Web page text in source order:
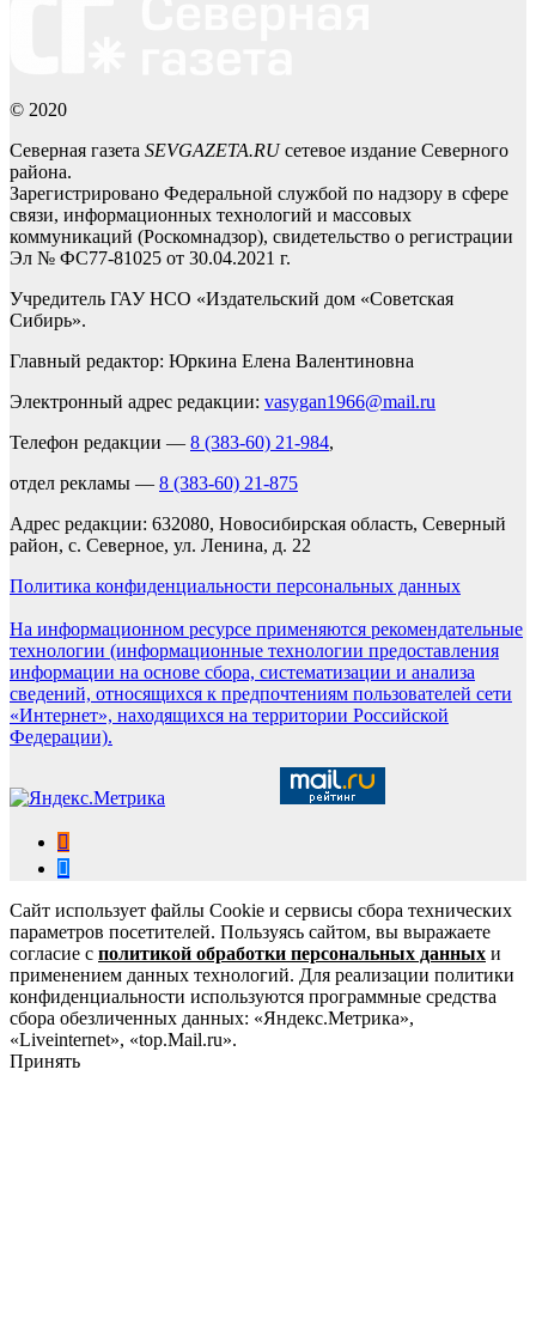
© 2020
Северная газета SEVGAZETA.RUсетевое издание Северного
района.
Зарегистрировано Федеральной службой по надзору в сфере
связи, информационных технологий и массовых
коммуникаций (Роскомнадзор), свидетельство о регистрации
Эл № ФС77-81025 от 30.04.2021 г.
Учредитель ГАУ НСО «Издательский дом «Советская
Сибирь».
Главный редактор: Юркина Елена Валентиновна
Электронный адрес редакции: vasygan1966@mail.ru
Телефон редакции — 8 (383-60) 21-984,
отдел рекламы — 8 (383-60) 21-875
Адрес редакции: 632080, Новосибирская область, Северный
район, с. Северное, ул. Ленина, д. 22
Политика конфиденциальности персональных данных
На информационном ресурсе применяются рекомендательные
технологии (информационные технологии предоставления
информации на основе сбора, систематизации и анализа
сведений, относящихся к предпочтениям пользователей сети
«Интернет», находящихся на территории Российской
Федерации).
Сайт использует файлы Cookie и сервисы сбора технических
параметров посетителей. Пользуясь сайтом, вы выражаете
согласие с политикой обработки персональных данных и
применением данных технологий. Для реализации политики
конфиденциальности используются программные средства
сбора обезличенных данных: «Яндекс.Метрика»,
«Liveinternet», «top.Mail.ru».
Принять